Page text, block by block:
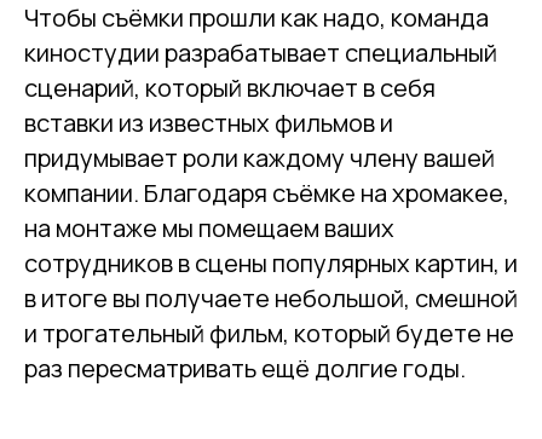
Чтобы съёмки прошли как надо, команда
киностудии разрабатывает специальный
сценарий, который включает в себя
вставки из известных фильмов и
придумывает роли каждому члену вашей
компании. Благодаря съёмке на хромакее,
на монтаже мы помещаем ваших
сотрудников в сцены популярных картин, и
в итоге вы получаете небольшой, смешной
и трогательный фильм, который будете не
раз пересматривать ещё долгие годы.